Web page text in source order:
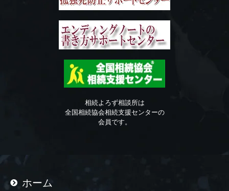
相続よろず相談所は
全国相続協会相続支援センターの
会員です。
ホーム